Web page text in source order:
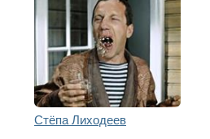
Стёпа Лиходеев